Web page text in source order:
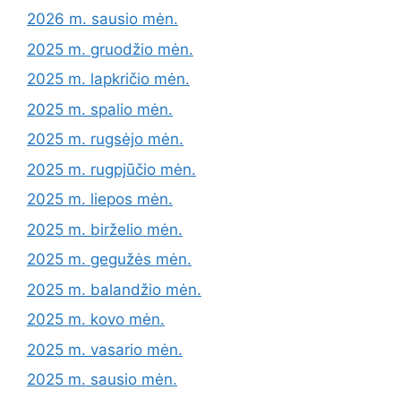
2026 m. sausio mėn.
2025 m. gruodžio mėn.
2025 m. lapkričio mėn.
2025 m. spalio mėn.
2025 m. rugsėjo mėn.
2025 m. rugpjūčio mėn.
2025 m. liepos mėn.
2025 m. birželio mėn.
2025 m. gegužės mėn.
2025 m. balandžio mėn.
2025 m. kovo mėn.
2025 m. vasario mėn.
2025 m. sausio mėn.